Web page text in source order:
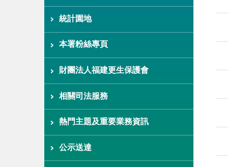
統計園地
本署粉絲專頁
財團法人福建更生保護會
相關司法服務
熱門主題及重要業務資訊
公示送達